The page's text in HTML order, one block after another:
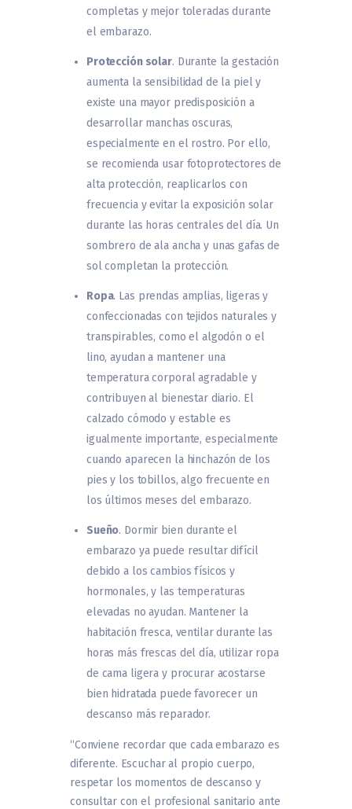
completas y mejor toleradas durante
el embarazo.
Protección solar. Durante la gestación
aumenta la sensibilidad de la piel y
existe una mayor predisposición a
desarrollar manchas oscuras,
especialmente en el rostro. Por ello,
se recomienda usar fotoprotectores de
alta protección, reaplicarlos con
frecuencia y evitar la exposición solar
durante las horas centrales del día. Un
sombrero de ala ancha y unas gafas de
sol completan la protección.
Ropa. Las prendas amplias, ligeras y
confeccionadas con tejidos naturales y
transpirables, como el algodón o el
lino, ayudan a mantener una
temperatura corporal agradable y
contribuyen al bienestar diario. El
calzado cómodo y estable es
igualmente importante, especialmente
cuando aparecen la hinchazón de los
pies y los tobillos, algo frecuente en
los últimos meses del embarazo.
Sueño. Dormir bien durante el
embarazo ya puede resultar difícil
debido a los cambios físicos y
hormonales, y las temperaturas
elevadas no ayudan. Mantener la
habitación fresca, ventilar durante las
horas más frescas del día, utilizar ropa
de cama ligera y procurar acostarse
bien hidratada puede favorecer un
descanso más reparador.
“Conviene recordar que cada embarazo es
diferente. Escuchar al propio cuerpo,
respetar los momentos de descanso y
consultar con el profesional sanitario ante